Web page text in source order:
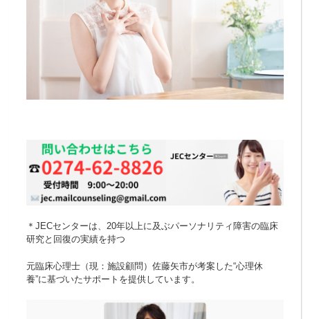
＊JECセンターは、20年以上に及ぶパーソナリティ障害の臨床
研究と回復の実績を持つ
元臨床心理士（現：施設顧問）佐藤矢市が考案した“心理休
養”に基づいたサポートを提供しています。